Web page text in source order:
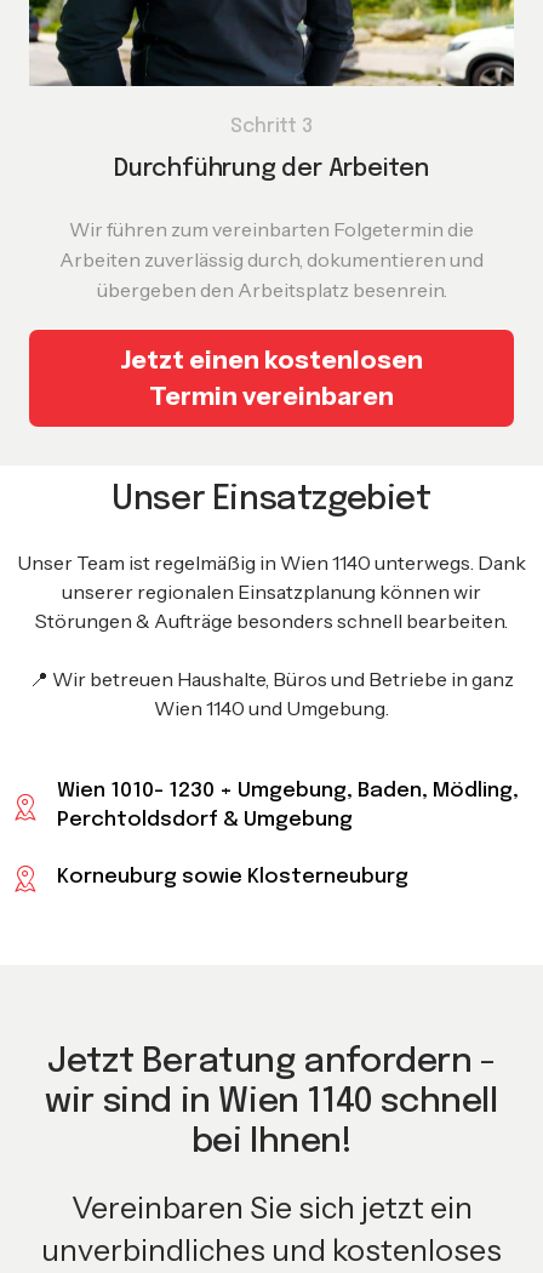
Schritt 3
Durchführung der Arbeiten
Wir führen zum vereinbarten Folgetermin die
Arbeiten zuverlässig durch, dokumentieren und
übergeben den Arbeitsplatz besenrein.
Jetzt einen kostenlosen
Termin vereinbaren
Unser Einsatzgebiet
Unser Team ist regelmäßig in Wien 1140 unterwegs. Dank
unserer regionalen Einsatzplanung können wir
Störungen & Aufträge besonders schnell bearbeiten.
📍 Wir betreuen Haushalte, Büros und Betriebe in ganz
Wien 1140 und Umgebung.
Wien 1010- 1230 + Umgebung, Baden, Mödling,
Perchtoldsdorf & Umgebung
Korneuburg sowie Klosterneuburg
Jetzt Beratung anfordern -
wir sind in Wien 1140 schnell
bei Ihnen!
Vereinbaren Sie sich jetzt ein
unverbindliches und kostenloses